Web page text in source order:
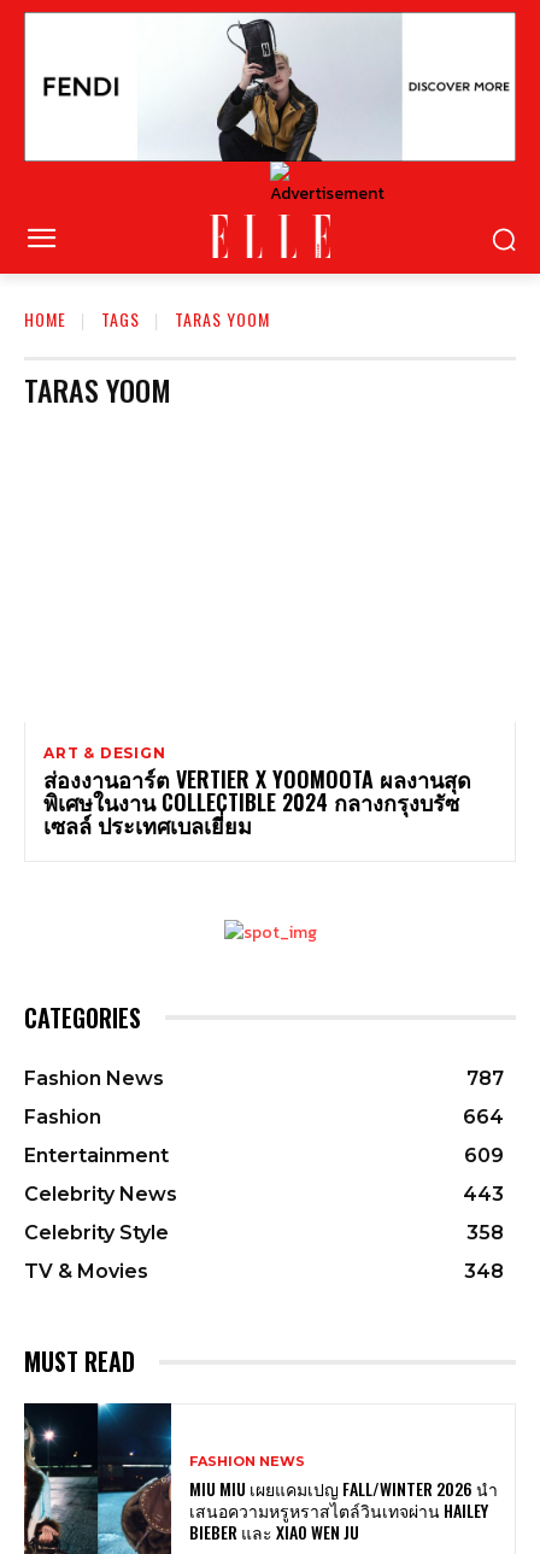
HOME TAGS TARAS YOOM
TARAS YOOM
ART & DESIGN
ส่องงานอาร์ต VERTIER X YOOMOOTA ผลงานสุด
พิเศษในงาน COLLECTIBLE 2024 กลางกรุงบรัซ
เซลล์ ประเทศเบลเยี่ยม
CATEGORIES
Fashion News
787
Fashion
664
Entertainment
609
Celebrity News
443
Celebrity Style
358
TV & Movies
348
MUST READ
FASHION NEWS
MIU MIU เผยแคมเปญ FALL/WINTER 2026 นำ
เสนอความหรูหราสไตล์วินเทจผ่าน HAILEY
BIEBER และ XIAO WEN JU